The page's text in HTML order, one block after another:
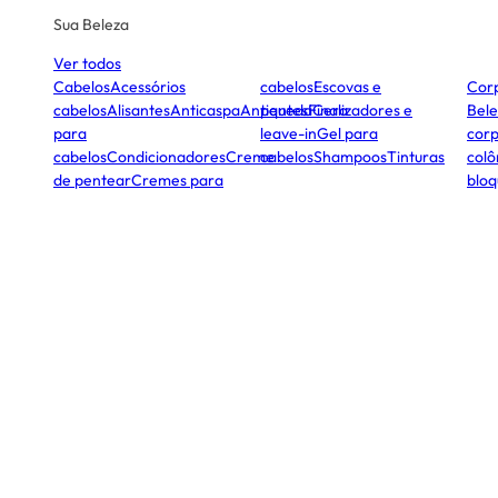
Sua Beleza
Ver todos
CabelosAcessórios
cabelosAlisantesAnticaspaAntiquedaCera
para
cabelosCondicionadoresCreme
de pentearCremes para
cabelosEscovas e
pentesFinalizadores e
leave-inGel para
cabelosShampoosTinturas